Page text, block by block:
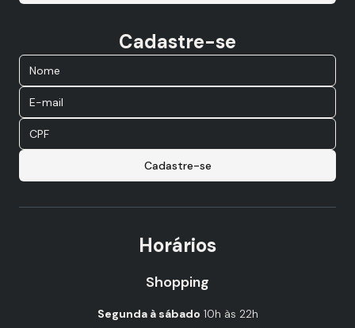
Cadastre-se
Cadastre-se
Horários
Shopping
Segunda à sábado 10h às 22h